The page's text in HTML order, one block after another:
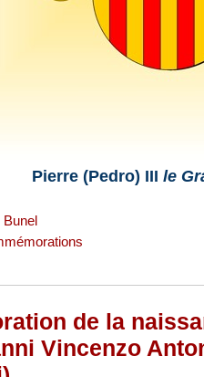
Pierre (Pedro) III le
Bunel
de la
Vincenzo